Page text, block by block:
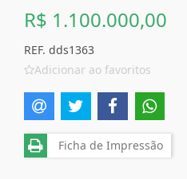
R$ 1.100.000,00
REF. dds1363
Adicionar ao favoritos
Ficha de Impressão